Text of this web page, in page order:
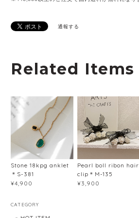
通報する
Related Items
Stone 18kpg anklet
＊S-381
¥4,900
Pearl boll ribon hair
clip＊M-135
¥3,900
CATEGORY